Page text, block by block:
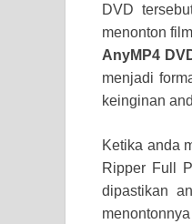
DVD
menonton
AnyMP4
menjadi
keinginan
Ketika anda
Ripper Full
dipastikan